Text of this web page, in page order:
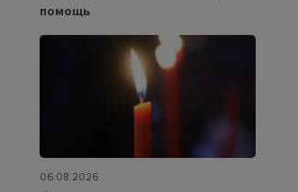
помощь
06.08.2026